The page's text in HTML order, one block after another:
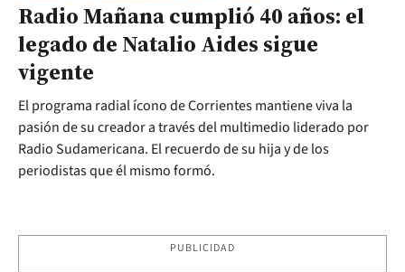
Radio Mañana cumplió 40 años: el
legado de Natalio Aides sigue
vigente
El programa radial ícono de Corrientes mantiene viva la
pasión de su creador a través del multimedio liderado por
Radio Sudamericana. El recuerdo de su hija y de los
periodistas que él mismo formó.
PUBLICIDAD